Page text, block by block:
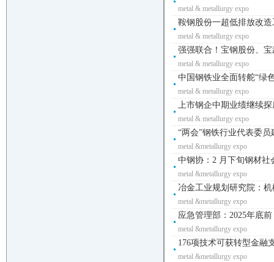
metal & metallurgy expo
鞍钢股份一超低排放改
metal & metallurgy expo
强强联合！宝钢股份、
metal & metallurgy expo
中国钢铁业全面转舵“绿
metal & metallurgy expo
上市钢企中期业绩继续
metal & metallurgy expo
“两会”钢铁行业代表委
metal &metallurgy expo
中钢协：2 月下旬钢材社
metal &metallurgy expo
冶金工业规划研究院：
metal &metallurgy expo
应急管理部：2025年底
metal &metallurgy expo
176项技术可获转型金融
metal &metallurgy expo